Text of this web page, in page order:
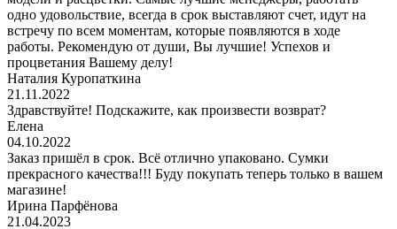
одно удовольствие, всегда в срок выставляют счет, идут на
встречу по всем моментам, которые появляются в ходе
работы. Рекомендую от души, Вы лучшие! Успехов и
процветания Вашему делу!
Наталия Куропаткина
21.11.2022
Здравствуйте! Подскажите, как произвести возврат?
Елена
04.10.2022
Заказ пришёл в срок. Всё отлично упаковано. Сумки
прекрасного качества!!! Буду покупать теперь только в вашем
магазине!
Ирина Парфёнова
21.04.2023